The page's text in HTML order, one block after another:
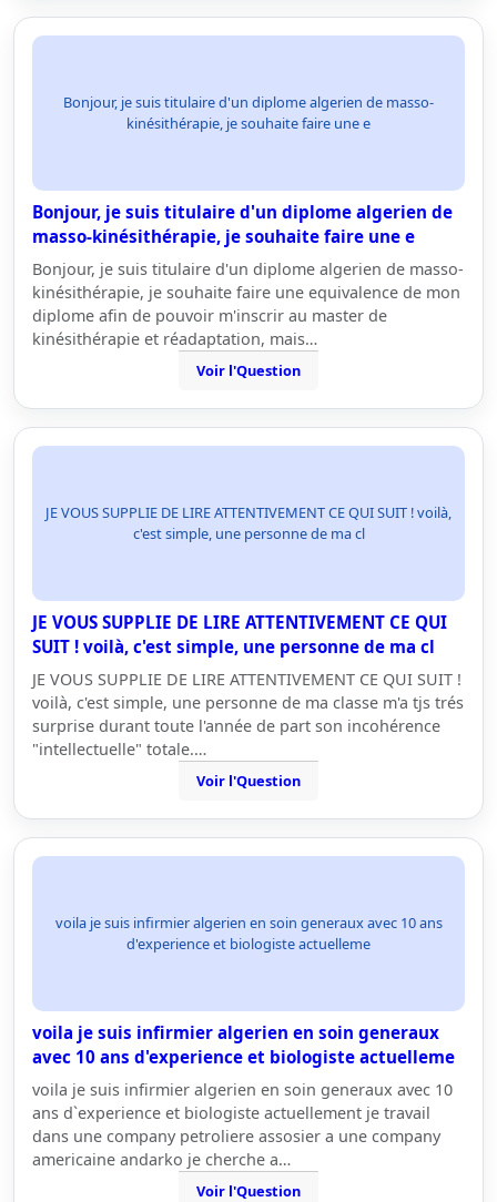
Bonjour, je suis titulaire d'un diplome algerien de masso-
kinésithérapie, je souhaite faire une e
Bonjour, je suis titulaire d'un diplome algerien de
masso-kinésithérapie, je souhaite faire une e
Bonjour, je suis titulaire d'un diplome algerien de masso-
kinésithérapie, je souhaite faire une equivalence de mon
diplome afin de pouvoir m'inscrir au master de
kinésithérapie et réadaptation, mais…
Voir l'Question
JE VOUS SUPPLIE DE LIRE ATTENTIVEMENT CE QUI SUIT ! voilà,
c'est simple, une personne de ma cl
JE VOUS SUPPLIE DE LIRE ATTENTIVEMENT CE QUI
SUIT ! voilà, c'est simple, une personne de ma cl
JE VOUS SUPPLIE DE LIRE ATTENTIVEMENT CE QUI SUIT !
voilà, c'est simple, une personne de ma classe m'a tjs trés
surprise durant toute l'année de part son incohérence
"intellectuelle" totale.…
Voir l'Question
voila je suis infirmier algerien en soin generaux avec 10 ans
d'experience et biologiste actuelleme
voila je suis infirmier algerien en soin generaux
avec 10 ans d'experience et biologiste actuelleme
voila je suis infirmier algerien en soin generaux avec 10
ans d`experience et biologiste actuellement je travail
dans une company petroliere assosier a une company
americaine andarko je cherche a…
Voir l'Question